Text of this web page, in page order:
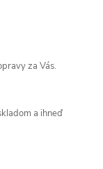
za Vás.
a ihneď